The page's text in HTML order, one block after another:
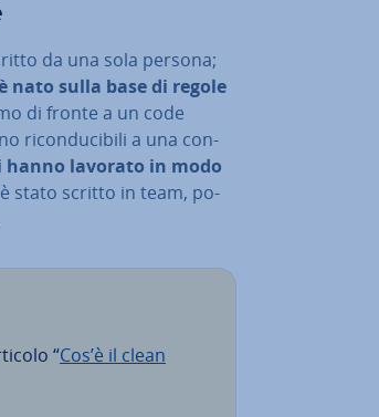
da una sola persona;
nato sulla base di regole
di fronte a un code
ri­con­du­ci­bi­li a una con­
hanno lavorato in modo
è stato scritto in team, po­
“Cos’è il clean